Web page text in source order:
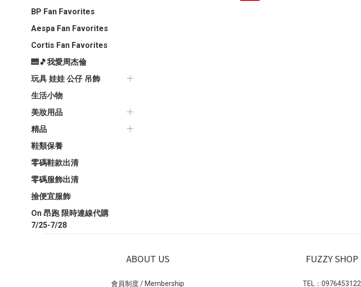
BP Fan Favorites
Aespa Fan Favorites
Cortis Fan Favorites
🎹🎵我愛周杰倫
玩具 娃娃 公仔 吊飾
生活小物
美妝用品
精品
鞋類保養
零碼鞋款出清
零碼服飾出清
撿便宜服飾
On 昂跑 限時連線代購
7/25-7/28
ABOUT US
會員制度 / Membership
FUZZY SHOP
TEL：0976453122